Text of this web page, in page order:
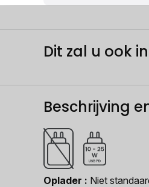
Dit zal u ook
Beschrijving
Oplader
Niet